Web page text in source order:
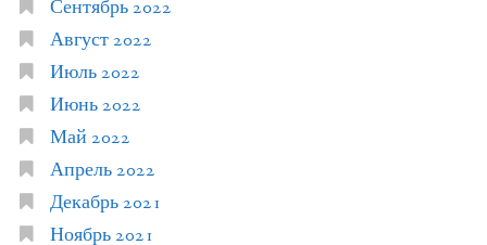
Сентябрь 2022
Август 2022
Июль 2022
Июнь 2022
Май 2022
Апрель 2022
Декабрь 2021
Ноябрь 2021